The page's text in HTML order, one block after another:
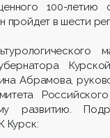
100-
пройдет в шести
Абрамова,
развитию.
Курск: